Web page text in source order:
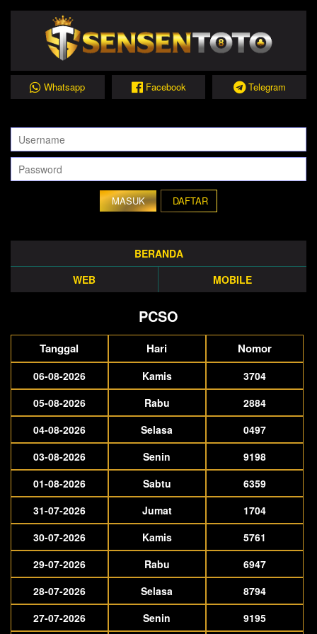
Whatsapp Facebook Telegram
DAFTAR
BERANDA
WEB
MOBILE
PCSO
Tanggal Hari Nomor
06-08-2026 Kamis
3704
05-08-2026
Rabu
2884
04-08-2026
Selasa
0497
03-08-2026
Senin
9198
01-08-2026
Sabtu
6359
31-07-2026
Jumat
1704
30-07-2026
Kamis
5761
29-07-2026
Rabu
6947
28-07-2026
Selasa
8794
27-07-2026
Senin 9195